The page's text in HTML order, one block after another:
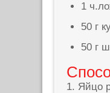
1
50 г
50 г
1. Яйцо